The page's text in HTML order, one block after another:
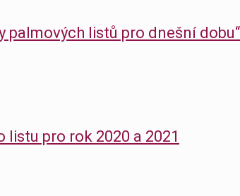
palmových listů pro dnešní dobu“
pro rok 2020 a 2021